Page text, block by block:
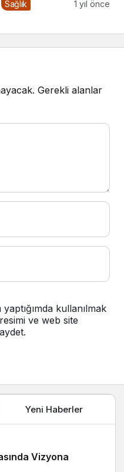
Sağlık 1 yıl önce
Gerekli alanlar
kullanılmak
ve web site
Yeni Haberler
Vizyona